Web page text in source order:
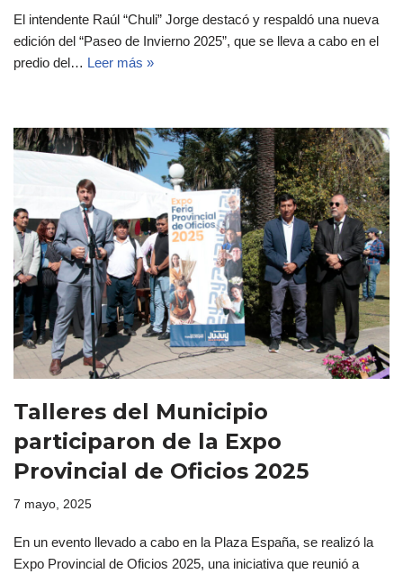
El intendente Raúl “Chuli” Jorge destacó y respaldó una nueva
edición del “Paseo de Invierno 2025”, que se lleva a cabo en el
predio del… Leer más »
Talleres del Municipio
participaron de la Expo
Provincial de Oficios 2025
7 mayo, 2025
En un evento llevado a cabo en la Plaza España, se realizó la
Expo Provincial de Oficios 2025, una iniciativa que reunió a